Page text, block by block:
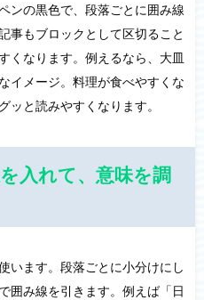
ンの黒色で、段落ごとに囲み線
事もブロックとして区切ること
くなります。例えるなら、大皿
イメージ。料理が食べやすくな
ッと読みやすくなります。
入れて、意味を調
います。段落ごとに小分けにし
囲み線を引きます。例えば「日